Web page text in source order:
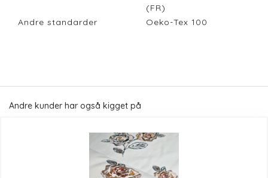
(FR)
Andre standarder
Oeko-Tex 100
Andre kunder har også kigget på